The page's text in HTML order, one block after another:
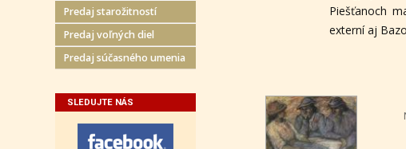
Predaj starožitností
Predaj voľných diel
Predaj súčasného umenia
SLEDUJTE NÁS
Piešťanoch
externí aj